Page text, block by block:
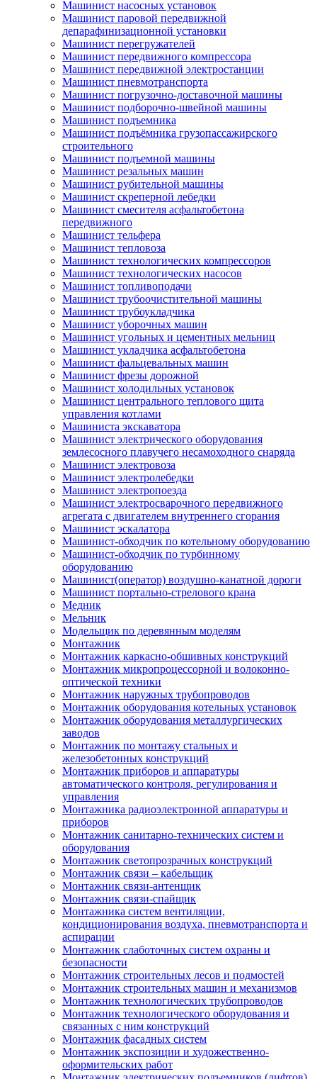
Машинист насосных установок
Машинист паровой передвижной
депарафинизационной установки
Машинист перегружателей
Машинист передвижного компрессора
Машинист передвижной электростанции
Машинист пневмотранспорта
Машинист погрузочно-доставочной машины
Машинист подборочно-швейной машины
Машинист подъемника
Машинист подъёмника грузопассажирского
строительного
Машинист подъемной машины
Машинист резальных машин
Машинист рубительной машины
Машинист скреперной лебедки
Машинист смесителя асфальтобетона
передвижного
Машинист тельфера
Машинист тепловоза
Машинист технологических компрессоров
Машинист технологических насосов
Машинист топливоподачи
Машинист трубоочистительной машины
Машинист трубоукладчика
Машинист уборочных машин
Машинист угольных и цементных мельниц
Машинист укладчика асфальтобетона
Машинист фальцевальных машин
Машинист фрезы дорожной
Машинист холодильных установок
Машинист центрального теплового щита
управления котлами
Машиниста экскаватора
Машинист электрического оборудования
землесосного плавучего несамоходного снаряда
Машинист электровоза
Машинист электролебедки
Машинист электропоезда
Машинист электросварочного передвижного
агрегата с двигателем внутреннего сгорания
Машинист эскалатора
Машинист-обходчик по котельному оборудованию
Машинист-обходчик по турбинному
оборудованию
Машинист(оператор) воздушно-канатной дороги
Машинист портально-стрелового крана
Медник
Мельник
Модельщик по деревянным моделям
Монтажник
Монтажник каркасно-обшивных конструкций
Монтажник микропроцессорной и волоконно-
оптической техники
Монтажник наружных трубопроводов
Монтажник оборудования котельных установок
Монтажник оборудования металлургических
заводов
Монтажник по монтажу стальных и
железобетонных конструкций
Монтажник приборов и аппаратуры
автоматического контроля, регулирования и
управления
Монтажника радиоэлектронной аппаратуры и
приборов
Монтажник санитарно-технических систем и
оборудования
Монтажник светопрозрачных конструкций
Монтажник связи – кабельщик
Монтажник связи-антенщик
Монтажник связи-спайщик
Монтажника систем вентиляции,
кондиционирования воздуха, пневмотранспорта и
аспирации
Монтажник слаботочных систем охраны и
безопасности
Монтажник строительных лесов и подмостей
Монтажник строительных машин и механизмов
Монтажник технологических трубопроводов
Монтажник технологического оборудования и
связанных с ним конструкций
Монтажник фасадных систем
Монтажник экспозиции и художественно-
оформительских работ